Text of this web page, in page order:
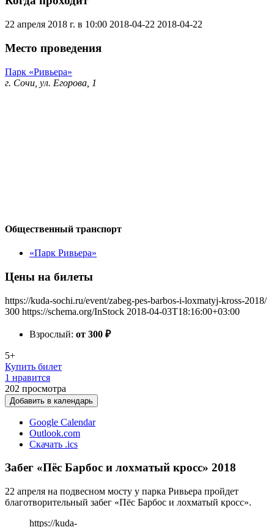
22 апреля 2018 г. в 10:00 2018-04-22 2018-04-22
Место проведения
Парк «Ривьера»
г. Сочи, ул. Егорова, 1
Общественный транспорт
«Парк Ривьера»
Цены на билеты
https://kuda-sochi.ru/event/zabeg-pes-barbos-i-loxmatyj-kross-2018/
300 https://schema.org/InStock 2018-04-03T18:16:00+03:00
Взрослый: от 300 ₽
5+
Купить билет
1 нравится
202 просмотра
Добавить в календарь
Google Calendar
Outlook.com
Скачать .ics
Забег «Пёс Барбос и лохматый кросс» 2018
22 апреля на подвесном мосту у парка Ривьера пройдет
благотворительный забег «Пёс Барбос и лохматый кросс».
https://kuda-